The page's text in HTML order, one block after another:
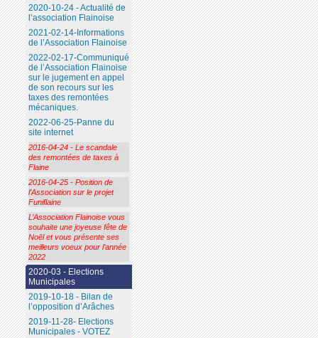
2020-10-24 - Actualité de
l’association Flainoise
2021-02-14-Informations
de l’Association Flainoise
2022-02-17-Communiqué
de l’Association Flainoise
sur le jugement en appel
de son recours sur les
taxes des remontées
mécaniques.
2022-06-25-Panne du
site internet
2016-04-24 - Le scandale
des remontées de taxes à
Flaine
2016-04-25 - Position de
l’Association sur le projet
Funiflaine
L’Association Flainoise vous
souhaite une joyeuse fête de
Noël et vous présente ses
meilleurs voeux pour l’année
2022
2020-03 - Elections
Municipales
2019-10-18 - Bilan de
l’opposition d’Arâches
2019-11-28- Elections
Municipales - VOTEZ